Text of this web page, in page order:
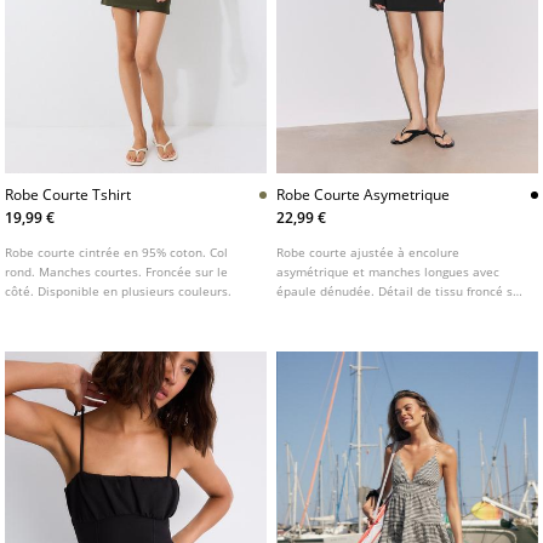
Robe Courte Tshirt
19,99 €
Robe courte cintrée en 95% coton. Col
rond. Manches courtes. Froncée sur le
côté. Disponible en plusieurs couleurs.
Robe Courte Asymetrique
22,99 €
Robe courte ajustée à encolure
asymétrique et manches longues avec
épaule dénudée. Détail de tissu froncé sur